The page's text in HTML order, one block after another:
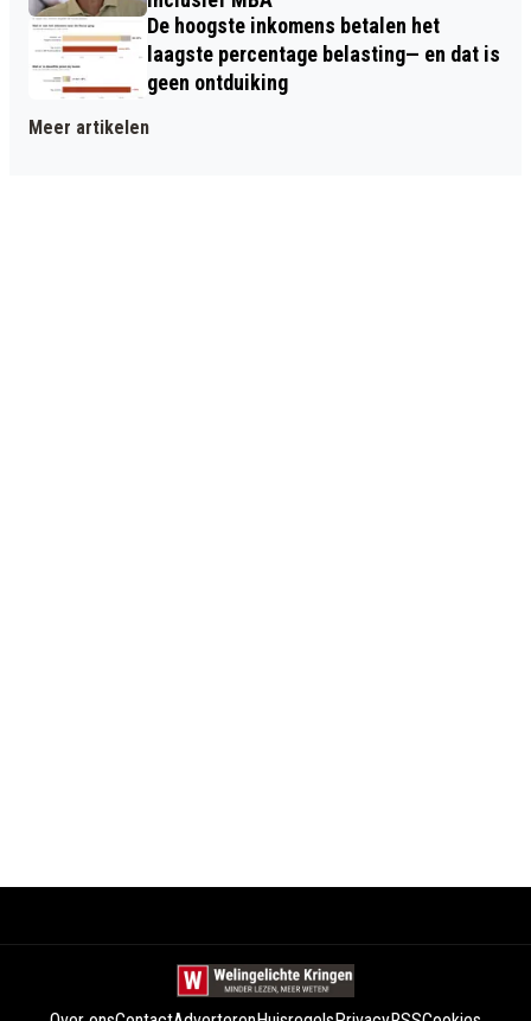
De hoogste inkomens betalen het
laagste percentage belasting— en dat is
geen ontduiking
Meer artikelen